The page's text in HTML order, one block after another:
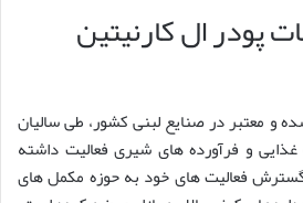
ال کارنیتین
و معتبر در صنایع لبنی کشور، طی سالیان
و فرآورده های شیری فعالیت داشته
فعالیت های خود به حوزه مکمل های